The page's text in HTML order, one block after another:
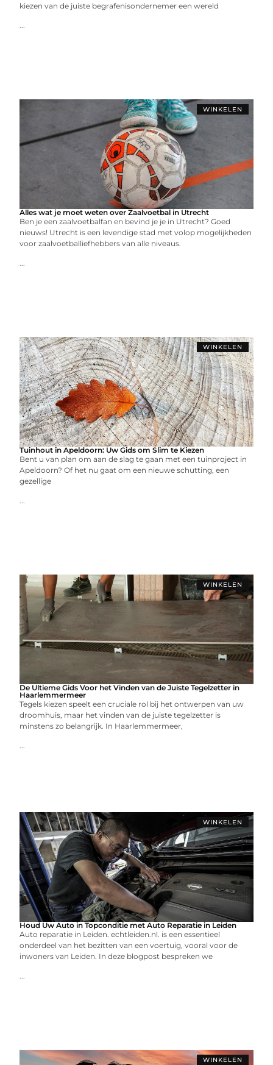
kiezen van de juiste begrafenisondernemer een wereld
...
WINKELEN
Alles wat je moet weten over Zaalvoetbal in Utrecht
Ben je een zaalvoetbalfan en bevind je je in Utrecht? Goed
nieuws! Utrecht is een levendige stad met volop mogelijkheden
voor zaalvoetballiefhebbers van alle niveaus.
...
WINKELEN
Tuinhout in Apeldoorn: Uw Gids om Slim te Kiezen
Bent u van plan om aan de slag te gaan met een tuinproject in
Apeldoorn? Of het nu gaat om een nieuwe schutting, een
gezellige
...
WINKELEN
De Ultieme Gids Voor het Vinden van de Juiste Tegelzetter in
Haarlemmermeer
Tegels kiezen speelt een cruciale rol bij het ontwerpen van uw
droomhuis, maar het vinden van de juiste tegelzetter is
minstens zo belangrijk. In Haarlemmermeer,
...
WINKELEN
Houd Uw Auto in Topconditie met Auto Reparatie in Leiden
Auto reparatie in Leiden. echtleiden.nl. is een essentieel
onderdeel van het bezitten van een voertuig, vooral voor de
inwoners van Leiden. In deze blogpost bespreken we
...
WINKELEN